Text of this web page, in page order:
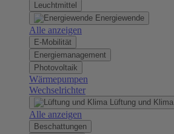
Leuchtmittel
Energiewende
Alle anzeigen
E-Mobilität
Energiemanagement
Photovoltaik
Wärmepumpen
Wechselrichter
Lüftung und Klima
Alle anzeigen
Beschattungen